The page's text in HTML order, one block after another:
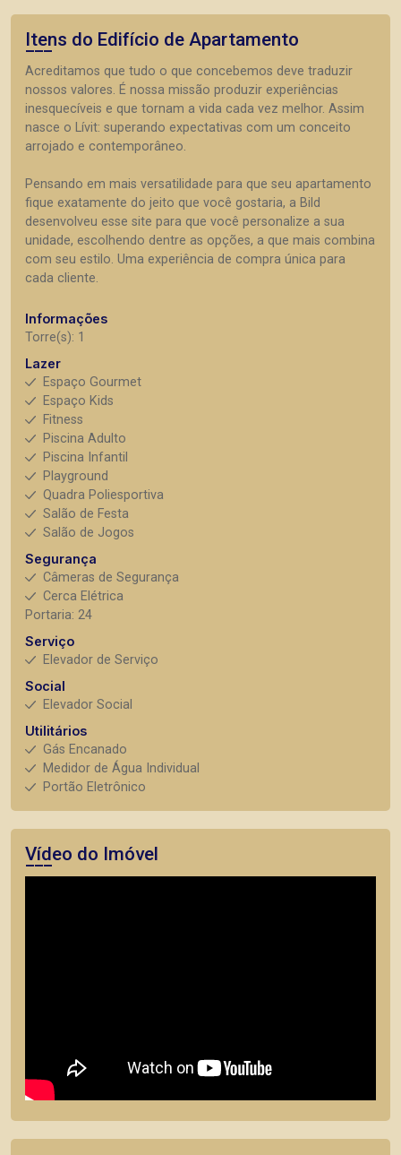
Itens do Edifício de Apartamento
Acreditamos que tudo o que concebemos deve traduzir
nossos valores. É nossa missão produzir experiências
inesquecíveis e que tornam a vida cada vez melhor. Assim
nasce o Lívit: superando expectativas com um conceito
arrojado e contemporâneo.
Pensando em mais versatilidade para que seu apartamento
fique exatamente do jeito que você gostaria, a Bild
desenvolveu esse site para que você personalize a sua
unidade, escolhendo dentre as opções, a que mais combina
com seu estilo. Uma experiência de compra única para
cada cliente.
Informações
Torre(s): 1
Lazer
Espaço Gourmet
Espaço Kids
Fitness
Piscina Adulto
Piscina Infantil
Playground
Quadra Poliesportiva
Salão de Festa
Salão de Jogos
Segurança
Câmeras de Segurança
Cerca Elétrica
Portaria: 24
Serviço
Elevador de Serviço
Social
Elevador Social
Utilitários
Gás Encanado
Medidor de Água Individual
Portão Eletrônico
Vídeo do Imóvel